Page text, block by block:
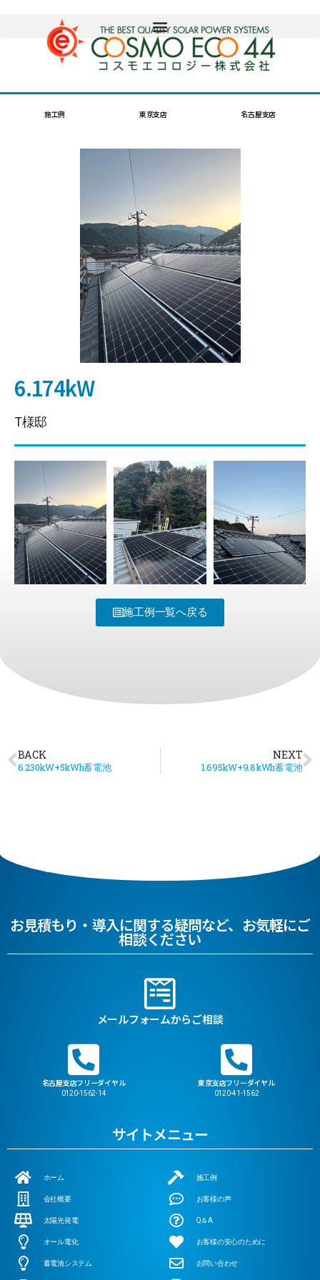
施工例 東京支店 名古屋支店
6.174kW
T様邸
施工例一覧へ戻る
BACK
6.230kW+5kWh蓄電池
NEXT
1.695kW+9.8kWh蓄電池
お見積もり・導入に関する疑問など、お気軽にご
相談ください
メールフォームからご相談
名古屋支店フリーダイヤル
0120-1562-14
東京支店フリーダイヤル
0120-41-1562
サイトメニュー
ホーム
会社概要
太陽光発電
オール電化
蓄電池システム
施工例
お客様の声
Q＆A
お客様の安心のために
お問い合わせ